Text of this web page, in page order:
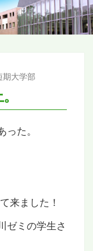
期大学部
た。
来ました！
ゼミの学生さ